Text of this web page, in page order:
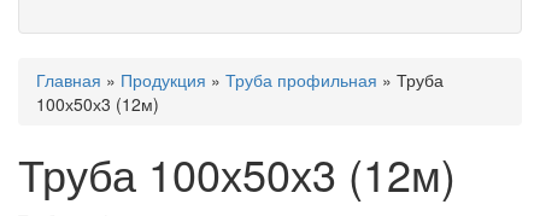
Вы
здесь
Главная » Продукция » Труба профильная » Труба
100х50х3 (12м)
Труба 100х50х3 (12м)